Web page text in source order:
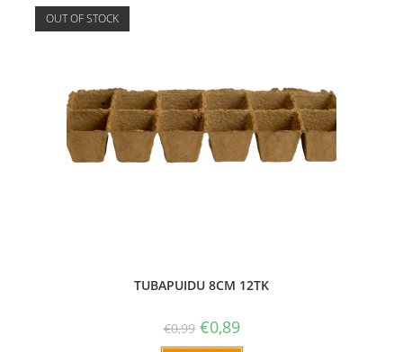
OUT OF STOCK
TUBAPUIDU 8CM 12TK
€0,99 €0,89